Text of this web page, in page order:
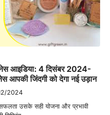
आइडिया: 4 दिसंबर 2024-
आपकी जिंदगी को देगा नई उड़ान
2024
उसके सही योजना और प्रभावी